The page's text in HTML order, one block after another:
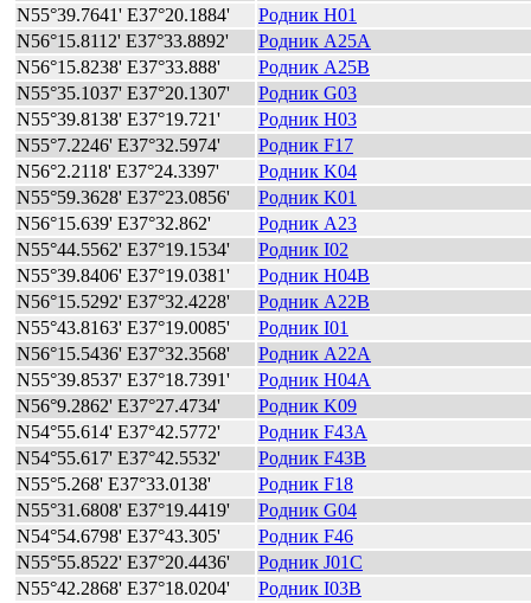
N55°39.7641' E37°20.1884'
Родник H01
N56°15.8112' E37°33.8892'
Родник A25A
N56°15.8238' E37°33.888'
Родник A25B
N55°35.1037' E37°20.1307'
Родник G03
N55°39.8138' E37°19.721'
Родник H03
N55°7.2246' E37°32.5974'
Родник F17
N56°2.2118' E37°24.3397'
Родник K04
N55°59.3628' E37°23.0856'
Родник K01
N56°15.639' E37°32.862'
Родник A23
N55°44.5562' E37°19.1534'
Родник I02
N55°39.8406' E37°19.0381'
Родник H04B
N56°15.5292' E37°32.4228'
Родник A22B
N55°43.8163' E37°19.0085'
Родник I01
N56°15.5436' E37°32.3568'
Родник A22A
N55°39.8537' E37°18.7391'
Родник H04A
N56°9.2862' E37°27.4734'
Родник K09
N54°55.614' E37°42.5772'
Родник F43A
N54°55.617' E37°42.5532'
Родник F43B
N55°5.268' E37°33.0138'
Родник F18
N55°31.6808' E37°19.4419'
Родник G04
N54°54.6798' E37°43.305'
Родник F46
N55°55.8522' E37°20.4436'
Родник J01C
N55°42.2868' E37°18.0204'
Родник I03B